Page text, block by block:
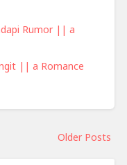
Rumor || a
|| a Romance
Older Posts